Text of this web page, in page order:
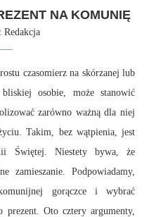
NA KOMUNIĘ
Redakcja
czasomierz na skórzanej lub
osobie, może stanowić
zarówno ważną dla niej
Takim, bez wątpienia, jest
Świętej. Niestety bywa, że
zamieszanie. Podpowiadamy,
gorączce i wybrać
prezent. Oto cztery argumenty,